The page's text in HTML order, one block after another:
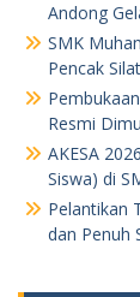
Andong
SMK
Pencak
Resmi
AKESA
Siswa) di
Pelantikan
dan Penuh